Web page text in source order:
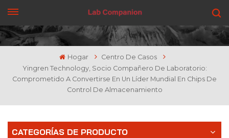
CONSIGUE UNA COTIZACIÓN
Hogar
Centro De Casos
Yingren Technology, Socio Compañero De Laboratorio:
Comprometido A Convertirse En Un Líder Mundial En Chips De
Control De Almacenamiento
CATEGORÍAS DE PRODUCTO